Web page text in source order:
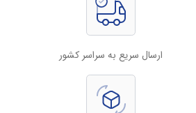
ارسال سریع به سراسر کشور